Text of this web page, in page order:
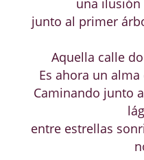
una
junto al primer
Aquella calle
Es ahora un
Caminando junto
entre estrellas